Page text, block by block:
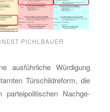
PICHLBAUER
aus­führ­li­che Wür­di­gung
Tür­schild­re­form, die
par­tei­po­li­ti­schen Nach­ge­